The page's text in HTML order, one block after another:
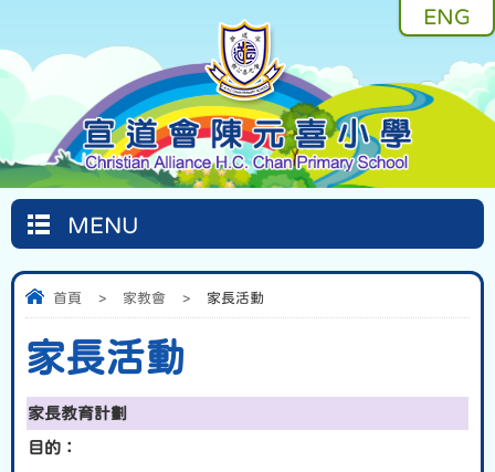
ENG
MENU
首頁 > 家教會 > 家長活動
家長活動
家長教育計劃
目的：